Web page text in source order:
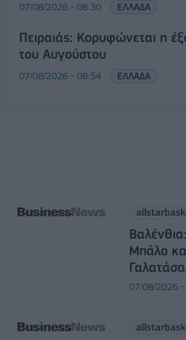
07/08/2026 - 08:30 ΕΛΛΑΔΑ
Πειραιάς: Κορυφώνεται η
του Αυγούστου
07/08/2026 - 08:54 ΕΛΛΑΔΑ
Μπάλο
07/08/2026 -